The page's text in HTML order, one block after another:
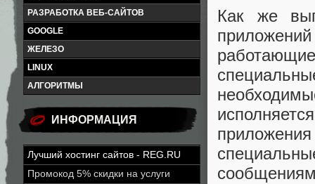
РАЗРАБОТКА ВЕБ-САЙТОВ
GOOGLE
ЖЕЛЕЗО
LINUX
АЛГОРИТМЫ
ИНФОРМАЦИЯ
Лучший хостинг сайтов - REG.RU
Промокод 5% скидки на услуги
Как же